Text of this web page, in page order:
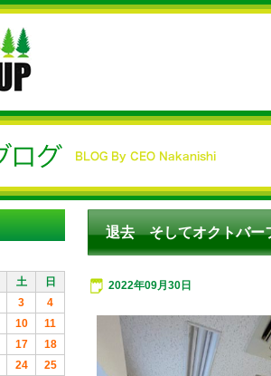
退去 そしてオクトバー
2022年09月30日
土
日
3
4
10
11
17
18
24
25